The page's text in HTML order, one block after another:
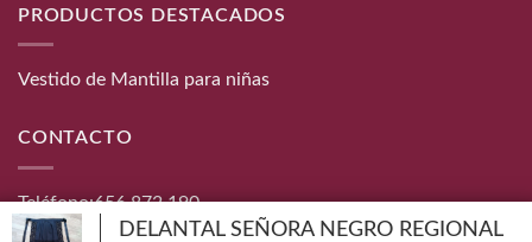
PRODUCTOS DESTACADOS
Vestido de Mantilla para niñas
CONTACTO
Teléfono:656 872 190
Email:info@danzaymas.com
DELANTAL SEÑORA NEGRO REGIONAL